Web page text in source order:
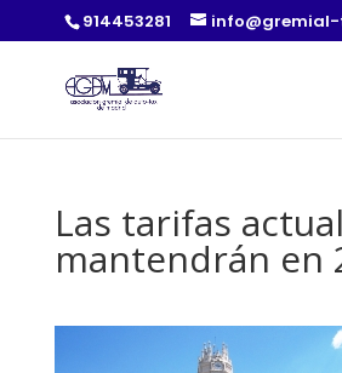
914453281
Las tarifas
mantendrán en